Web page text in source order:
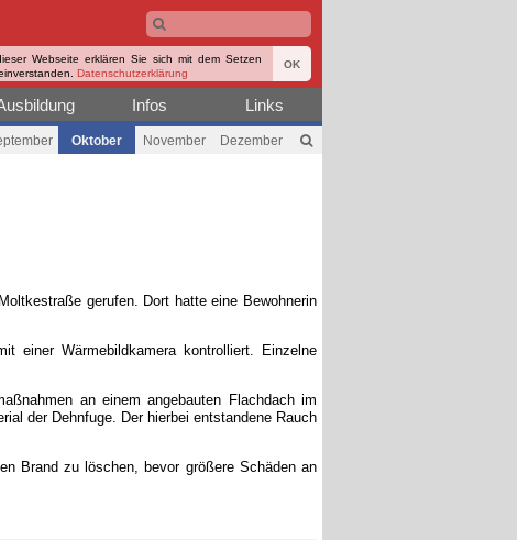
Webseite erklären Sie sich mit dem Setzen
Datenschutzerklärung
OK
Infos Links
Oktober November Dezember
gerufen. Dort hatte eine Bewohnerin
einer Wärmebildkamera kontrolliert. Einzelne
an einem angebauten Flachdach im
der Dehnfuge. Der hierbei entstandene Rauch
Brand zu löschen, bevor größere Schäden an